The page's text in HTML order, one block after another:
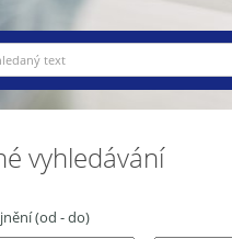
vyhledávání
(od - do)